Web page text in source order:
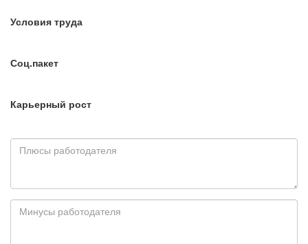
Условия труда
Соц.пакет
Карьерный рост